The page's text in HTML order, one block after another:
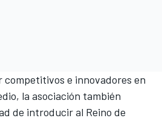
competitivos e innovadores en
la asociación también
de introducir al Reino de